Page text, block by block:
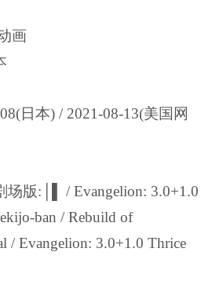
画
日本) / 2021-08-13(美国网
场版:│▌ / Evangelion: 3.0+1.0
ban / Rebuild of
/ Evangelion: 3.0+1.0 Thrice